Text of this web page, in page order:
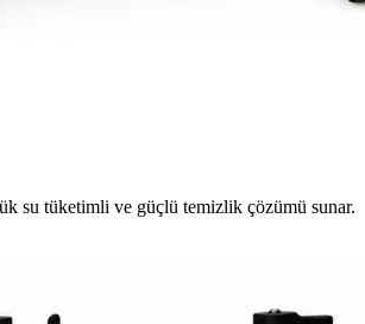
su tüketimli ve güçlü temizlik çözümü sunar.